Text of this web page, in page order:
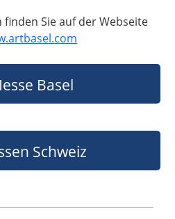
Sie auf der Webseite
Basel
Schweiz